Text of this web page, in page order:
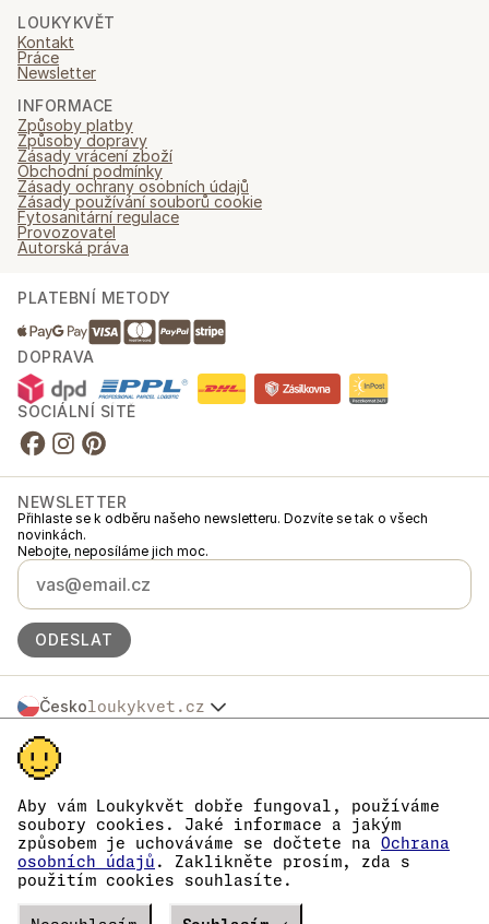
Aby vám Loukykvět dobře fungoval, používáme
soubory cookies. Jaké informace a jakým
způsobem je uchováváme se dočtete na
Ochrana
osobních údajů . Zaklikněte prosím, zda s
použitím cookies souhlasíte.
LOUKYKVĚT
Kontakt
Práce
Newsletter
INFORMACE
Způsoby platby
Způsoby dopravy
Zásady vrácení zboží
Obchodní podmínky
Zásady ochrany osobních údajů
Zásady používání souborů cookie
Fytosanitární regulace
Provozovatel
Autorská práva
PLATEBNÍ METODY
DOPRAVA
SOCIÁLNÍ SÍTĚ
NEWSLETTER
Přihlaste se k odběru našeho newsletteru. Dozvíte se tak o všech
novinkách.
Nebojte, neposíláme jich moc.
ODESLAT
Českoloukykvet.cz
Polska
Österreich
Deutschland
France
België
Danmark
Eesti
España
© 2016 →
Loukykvět s.r.o. je zapsaný v OR u Městského soudu v Praze, oddíl C,
Jsme zapojeni v Systému sdruženého plněné EKO-KOM pod číslem
EKF00180493.
Pro vydávání RL pasů používáme registrační číslo 0636.
Naše IČ je 05663687, DIČ CZ05663687.
Datová schránka má ID eng827q.
Číslo EORI je CZ05663687.